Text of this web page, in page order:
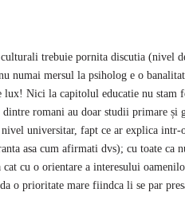
trebuie pornita discutia (nivel
numai mersul la psiholog e o
lux! Nici la capitolul educatie nu stam
dintre romani au doar studii primare
universitar, fapt ce ar explica intr-
asa cum afirmati dvs); cu toate ca
cu o orientare a interesului
o prioritate mare fiindca li se par